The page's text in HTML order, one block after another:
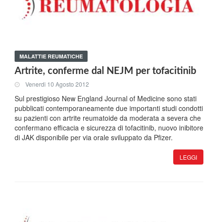
MALATTIE REUMATICHE
Artrite, conferme dal NEJM per tofacitinib
Venerdi 10 Agosto 2012
Sul prestigioso New England Journal of Medicine sono stati
pubblicati contemporaneamente due importanti studi condotti
su pazienti con artrite reumatoide da moderata a severa che
confermano efficacia e sicurezza di tofacitinib, nuovo inibitore
di JAK disponibile per via orale sviluppato da Pfizer.
LEGGI